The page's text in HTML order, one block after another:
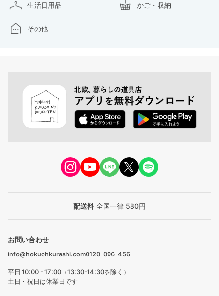
生活日用品 かご・収納
その他
配送料 全国一律 580円
お問い合わせ
info@hokuohkurashi.com0120-096-456
平日 10:00 - 17:00（13:30-14:30を除く）
土日・祝日は休業日です